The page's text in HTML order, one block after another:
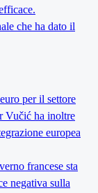
che ha dato il
per il settore
Vučić ha inoltre
europea
francese sta
negativa sulla